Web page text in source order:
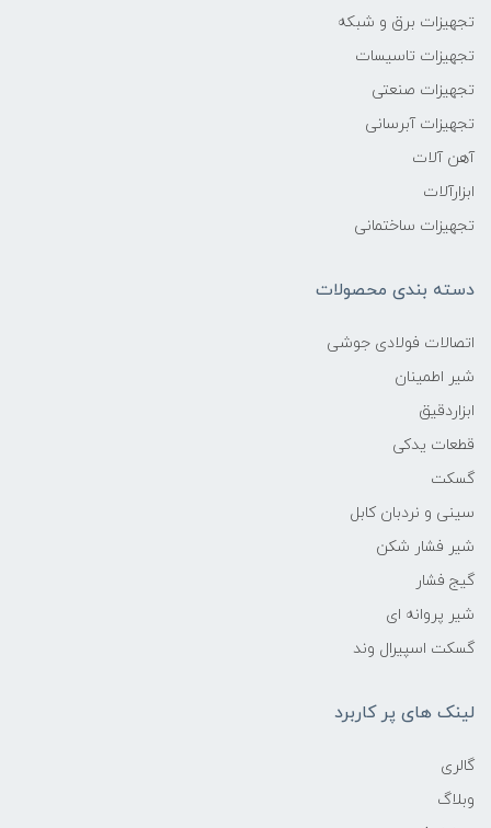
تجهیزات برق و شبکه
تجهیزات تاسیسات
تجهیزات صنعتی
تجهیزات آبرسانی
آهن آلات
ابزارآلات
تجهیزات ساختمانی
دسته بندی محصولات
اتصالات فولادی جوشی
شیر اطمینان
ابزاردقیق
قطعات یدکی
گسکت
سینی و نردبان کابل
شیر فشار شکن
گیج فشار
شیر پروانه ای
گسکت اسپیرال وند
لینک های پر کاربرد
گالری
وبلاگ